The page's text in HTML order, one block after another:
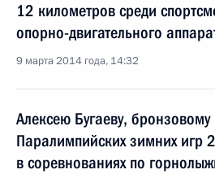
12 километров среди
опорно-двигательного
9 марта 2014 года, 14:32
Алексею Бугаеву, бронзовому
Паралимпийских зимних игр
в соревнованиях по